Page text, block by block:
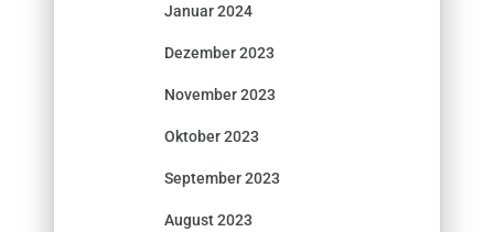
Januar 2024
Dezember 2023
November 2023
Oktober 2023
September 2023
August 2023